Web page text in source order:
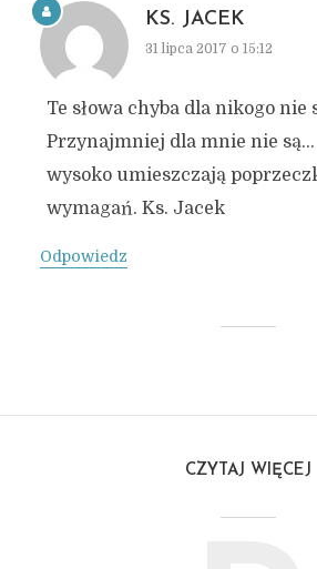
KS. JACEK
31 lipca 2017 o 15:12
Te słowa chyba dla nikogo nie
Przynajmniej dla mnie nie
wysoko umieszczają
wymagań. Ks. Jacek
Odpowiedz
CZYTAJ WIĘCEJ